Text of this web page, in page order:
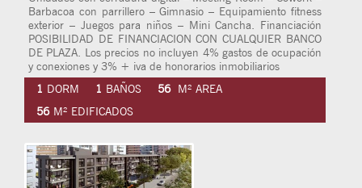
Barbacoa con parrillero – Gimnasio – Equipamiento fitness
exterior – Juegos para niños – Mini Cancha. Financiación
POSIBILIDAD DE FINANCIACION CON CUALQUIER BANCO
DE PLAZA. Los precios no incluyen 4% gastos de ocupación
y conexiones y 3% + iva de honorarios inmobiliarios
1 DORM 1 BAÑOS 56
M² AREA
56 M² EDIFICADOS